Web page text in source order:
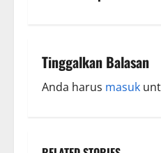
Tinggalkan Balasan
Anda harus masuk